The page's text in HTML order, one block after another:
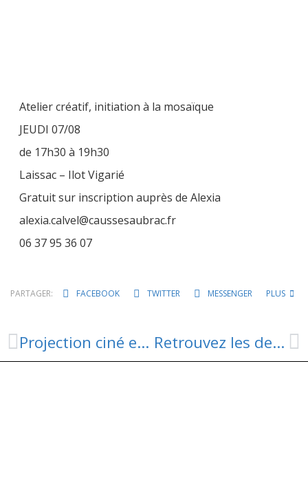
Atelier créatif, initiation à la mosaïque
JEUDI 07/08
de 17h30 à 19h30
Laissac – Ilot Vigarié
Gratuit sur inscription auprès de Alexia
alexia.calvel@caussesaubrac.fr
06 37 95 36 07
PARTAGER: FACEBOOK TWITTER MESSENGER PLUS
Projection ciné en nocturne Retrouvez les dernières offres d’emplois